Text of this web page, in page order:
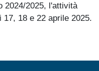
2024/2025, l'attività
18 e 22 aprile 2025.